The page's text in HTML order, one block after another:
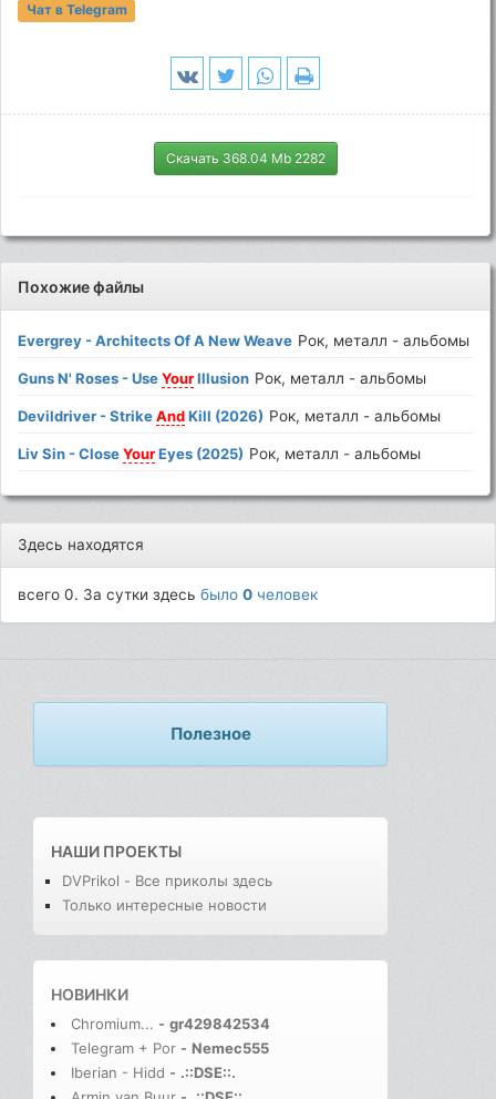
Чат в Telegram
Скачать 368.04 Mb 2282
Похожие файлы
Evergrey - Architects Of A New Weave Рок, металл - альбомы
Guns N' Roses - UseYourIllusion Рок, металл - альбомы
Devildriver - StrikeAndKill (2026) Рок, металл - альбомы
Liv Sin - CloseYourEyes (2025) Рок, металл - альбомы
Здесь находятся
всего 0. За сутки здесьбыло0 человек
Полезное
НАШИ ПРОЕКТЫ
DVPrikol - Все приколы здесь
Только интересные новости
НОВИНКИ
Chromium... - gr429842534
Telegram + Por - Nemec555
Iberian - Hidd - .::DSE::.